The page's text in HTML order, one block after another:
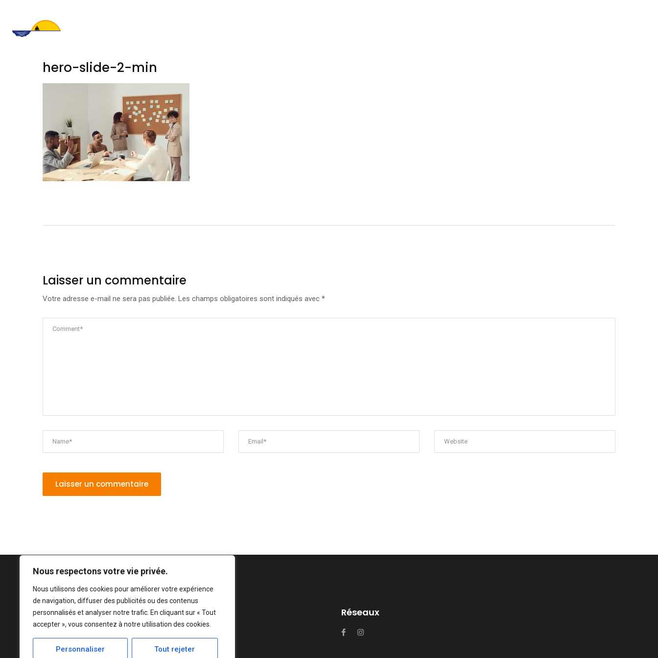
Nous respectons votre vie privée.
Nous utilisons des cookies pour améliorer votre expérience
de navigation, diffuser des publicités ou des contenus
personnalisés et analyser notre trafic. En cliquant sur « Tout
accepter », vous consentez à notre utilisation des cookies.
Personnaliser Tout rejeter
hero-slide-2-min
Laisser un commentaire
Votre adresse e-mail ne sera pas publiée. Les champs obligatoires sont indiqués avec *
Réseaux